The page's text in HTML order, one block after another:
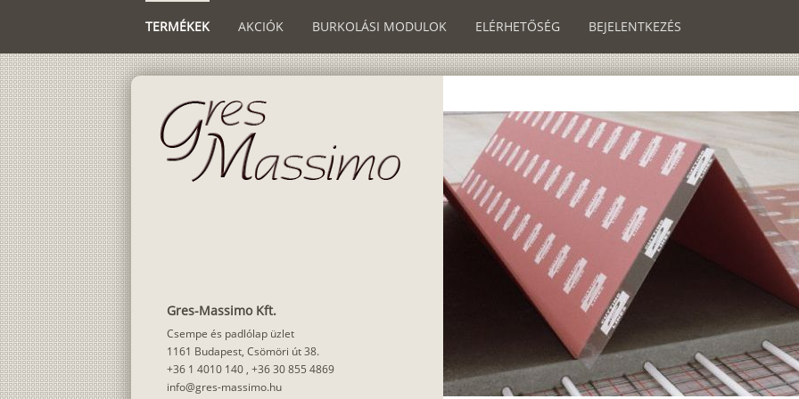
TERMÉKEK AKCIÓK BURKOLÁSI MODULOK ELÉRHETŐSÉG BEJELENTKEZÉS
Gres-Massimo Kft.
Csempe és padlólap üzlet
1161 Budapest, Csömöri út 38.
+36 1 4010 140 , +36 30 855 4869
info@gres-massimo.hu